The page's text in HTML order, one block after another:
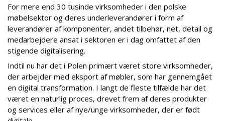
For mere end 30 tusinde virksomheder i den polske
møbelsektor og deres underleverandører i form af
leverandører af komponenter, andet tilbehør, net, detail og
medarbejdere ansat i sektoren er i dag omfattet af den
stigende digitalisering.
Indtil nu har det i Polen primært været store virksomheder,
der arbejder med eksport af møbler, som har gennemgået
en digital transformation. I langt de fleste tilfælde har det
været en naturlig proces, drevet frem af deres produkter
og services eller af nye/unge virksomheder, der er født